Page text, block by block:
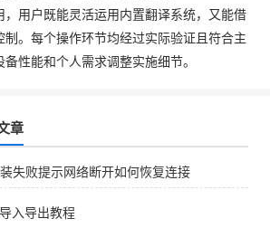
，用户既能灵活运用内置翻译系统，又能借
制。每个操作环节均经过实际验证且符合主
性能和个人需求调整实施细节。
章
失败提示网络断开如何恢复连接
入导出教程